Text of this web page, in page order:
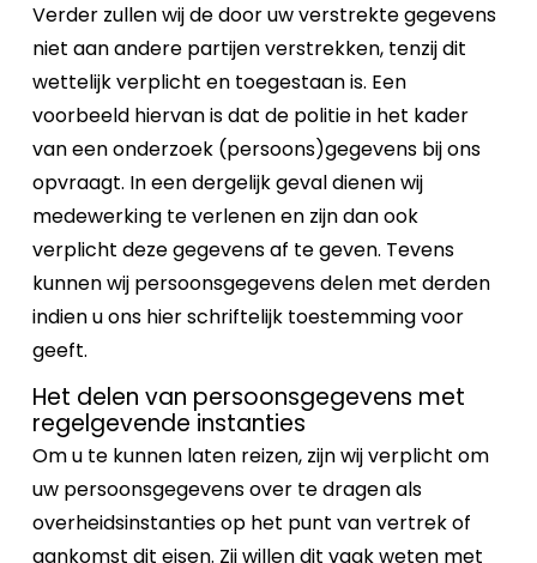
Verder zullen wij de door uw verstrekte gegevens
niet aan andere partijen verstrekken, tenzij dit
wettelijk verplicht en toegestaan is. Een
voorbeeld hiervan is dat de politie in het kader
van een onderzoek (persoons)gegevens bij ons
opvraagt. In een dergelijk geval dienen wij
medewerking te verlenen en zijn dan ook
verplicht deze gegevens af te geven. Tevens
kunnen wij persoonsgegevens delen met derden
indien u ons hier schriftelijk toestemming voor
geeft.
Het delen van persoonsgegevens met
regelgevende instanties
Om u te kunnen laten reizen, zijn wij verplicht om
uw persoonsgegevens over te dragen als
overheidsinstanties op het punt van vertrek of
aankomst dit eisen. Zij willen dit vaak weten met